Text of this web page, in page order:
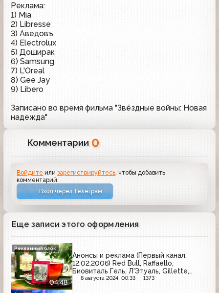
Реклама:
1) Mia
2) Libresse
3) Аведовъ
4) Electrolux
5) Доширак
6) Samsung
7) L'Oreal
8) Gee Jay
9) Libero
Записано во время фильма "Звёздные войны: Новая
надежда"
Комментарии 0
Войдите илизарегистрируйтесь , чтобы добавить
комментарий
Вход через Телеграм
Еще записи этого оформления
04:48
Анонсы и реклама (Первый канал,
12.02.2006) Red Bull, Raffaello,
Биовиталь Гель, Л'Этуаль, Gillette,
Domestos, Vichy, Кальций Д3-Никомед,
8 августа 2024, 00:33 1373
Рекламный блок